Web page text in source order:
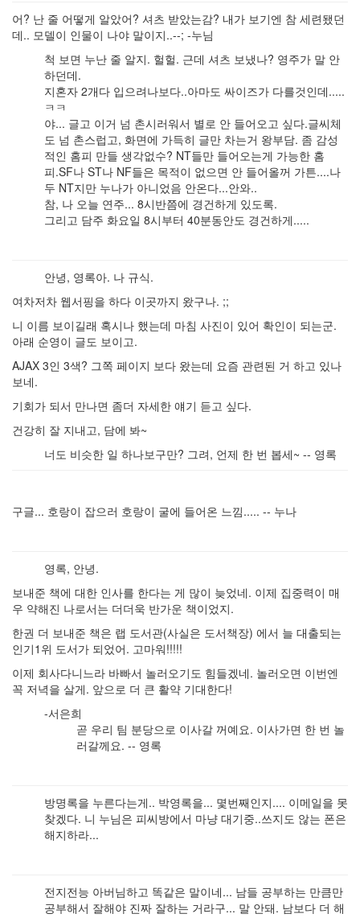
어? 난 줄 어떻게 알았어? 셔츠 받았는감? 내가 보기엔 참 세련됐던
데.. 모델이 인물이 나야 말이지..--; -누님
척 보면 누난 줄 알지. 헐헐. 근데 셔츠 보냈나? 영주가 말 안
하던데.
지혼자 2개다 입으려나보다..아마도 싸이즈가 다를것인데.....
ㅋㅋ
야... 글고 이거 넘 촌시러워서 별로 안 들어오고 싶다.글씨체
도 넘 촌스럽고, 화면에 가득히 글만 차는거 왕부담. 좀 감성
적인 홈피 만들 생각없수? NT들만 들어오는게 가능한 홈
피.SF나 ST나 NF들은 목적이 없으면 안 들어올꺼 가튼....나
두 NT지만 누나가 아니었음 안온다...안와..
참, 나 오늘 연주... 8시반쯤에 경건하게 있도록.
그리고 담주 화요일 8시부터 40분동안도 경건하게.....
안녕, 영록아. 나 규식.
여차저차 웹서핑을 하다 이곳까지 왔구나. ;;
니 이름 보이길래 혹시나 했는데 마침 사진이 있어 확인이 되는군.
아래 순영이 글도 보이고.
AJAX 3인 3색? 그쪽 페이지 보다 왔는데 요즘 관련된 거 하고 있나
보네.
기회가 되서 만나면 좀더 자세한 얘기 듣고 싶다.
건강히 잘 지내고, 담에 봐~
너도 비슷한 일 하나보구만? 그려, 언제 한 번 봅세~ -- 영록
구글... 호랑이 잡으러 호랑이 굴에 들어온 느낌..... -- 누나
영록, 안녕.
보내준 책에 대한 인사를 한다는 게 많이 늦었네. 이제 집중력이 매
우 약해진 나로서는 더더욱 반가운 책이었지.
한권 더 보내준 책은 랩 도서관(사실은 도서책장) 에서 늘 대출되는
인기1위 도서가 되었어. 고마워!!!!!
이제 회사다니느라 바빠서 놀러오기도 힘들겠네. 놀러오면 이번엔
꼭 저녁을 살게. 앞으로 더 큰 활약 기대한다!
-서은희
곧 우리 팀 분당으로 이사갈 꺼예요. 이사가면 한 번 놀
러갈께요. -- 영록
방명록을 누른다는게.. 박영록을... 몇번째인지.... 이메일을 못
찾겠다. 니 누님은 피씨방에서 마냥 대기중..쓰지도 않는 폰은
해지하라...
전지전능 아버님하고 똑같은 말이네... 남들 공부하는 만큼만
공부해서 잘해야 진짜 잘하는 거라구... 말 안돼. 남보다 더 해